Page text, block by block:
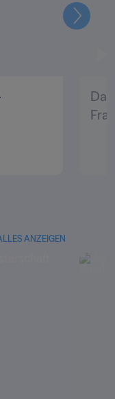
Weiter
ANZEIGEN